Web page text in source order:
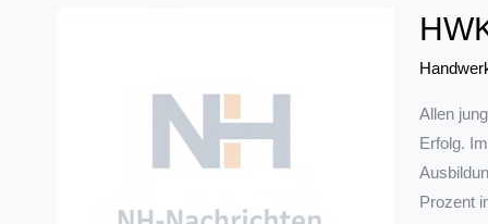
auf
Allen
Erfolg.
Prozent